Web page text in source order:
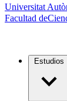
Universitat
Facultad de
Estudios